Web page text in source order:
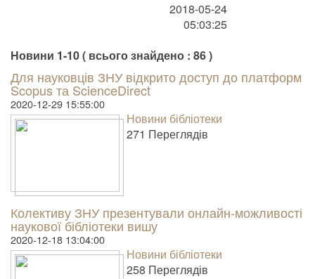
2018-05-24
05:03:25
Новини 1-10 ( всього знайдено : 86 )
Для науковців ЗНУ відкрито доступ до платформ
Scopus та ScienceDirect
2020-12-29 15:55:00
Новини бібліотеки
271 Пере­гля­дів
Колективу ЗНУ презентували онлайн-можливості
наукової бібліотеки вишу
2020-12-18 13:04:00
Новини бібліотеки
258 Пере­гля­дів